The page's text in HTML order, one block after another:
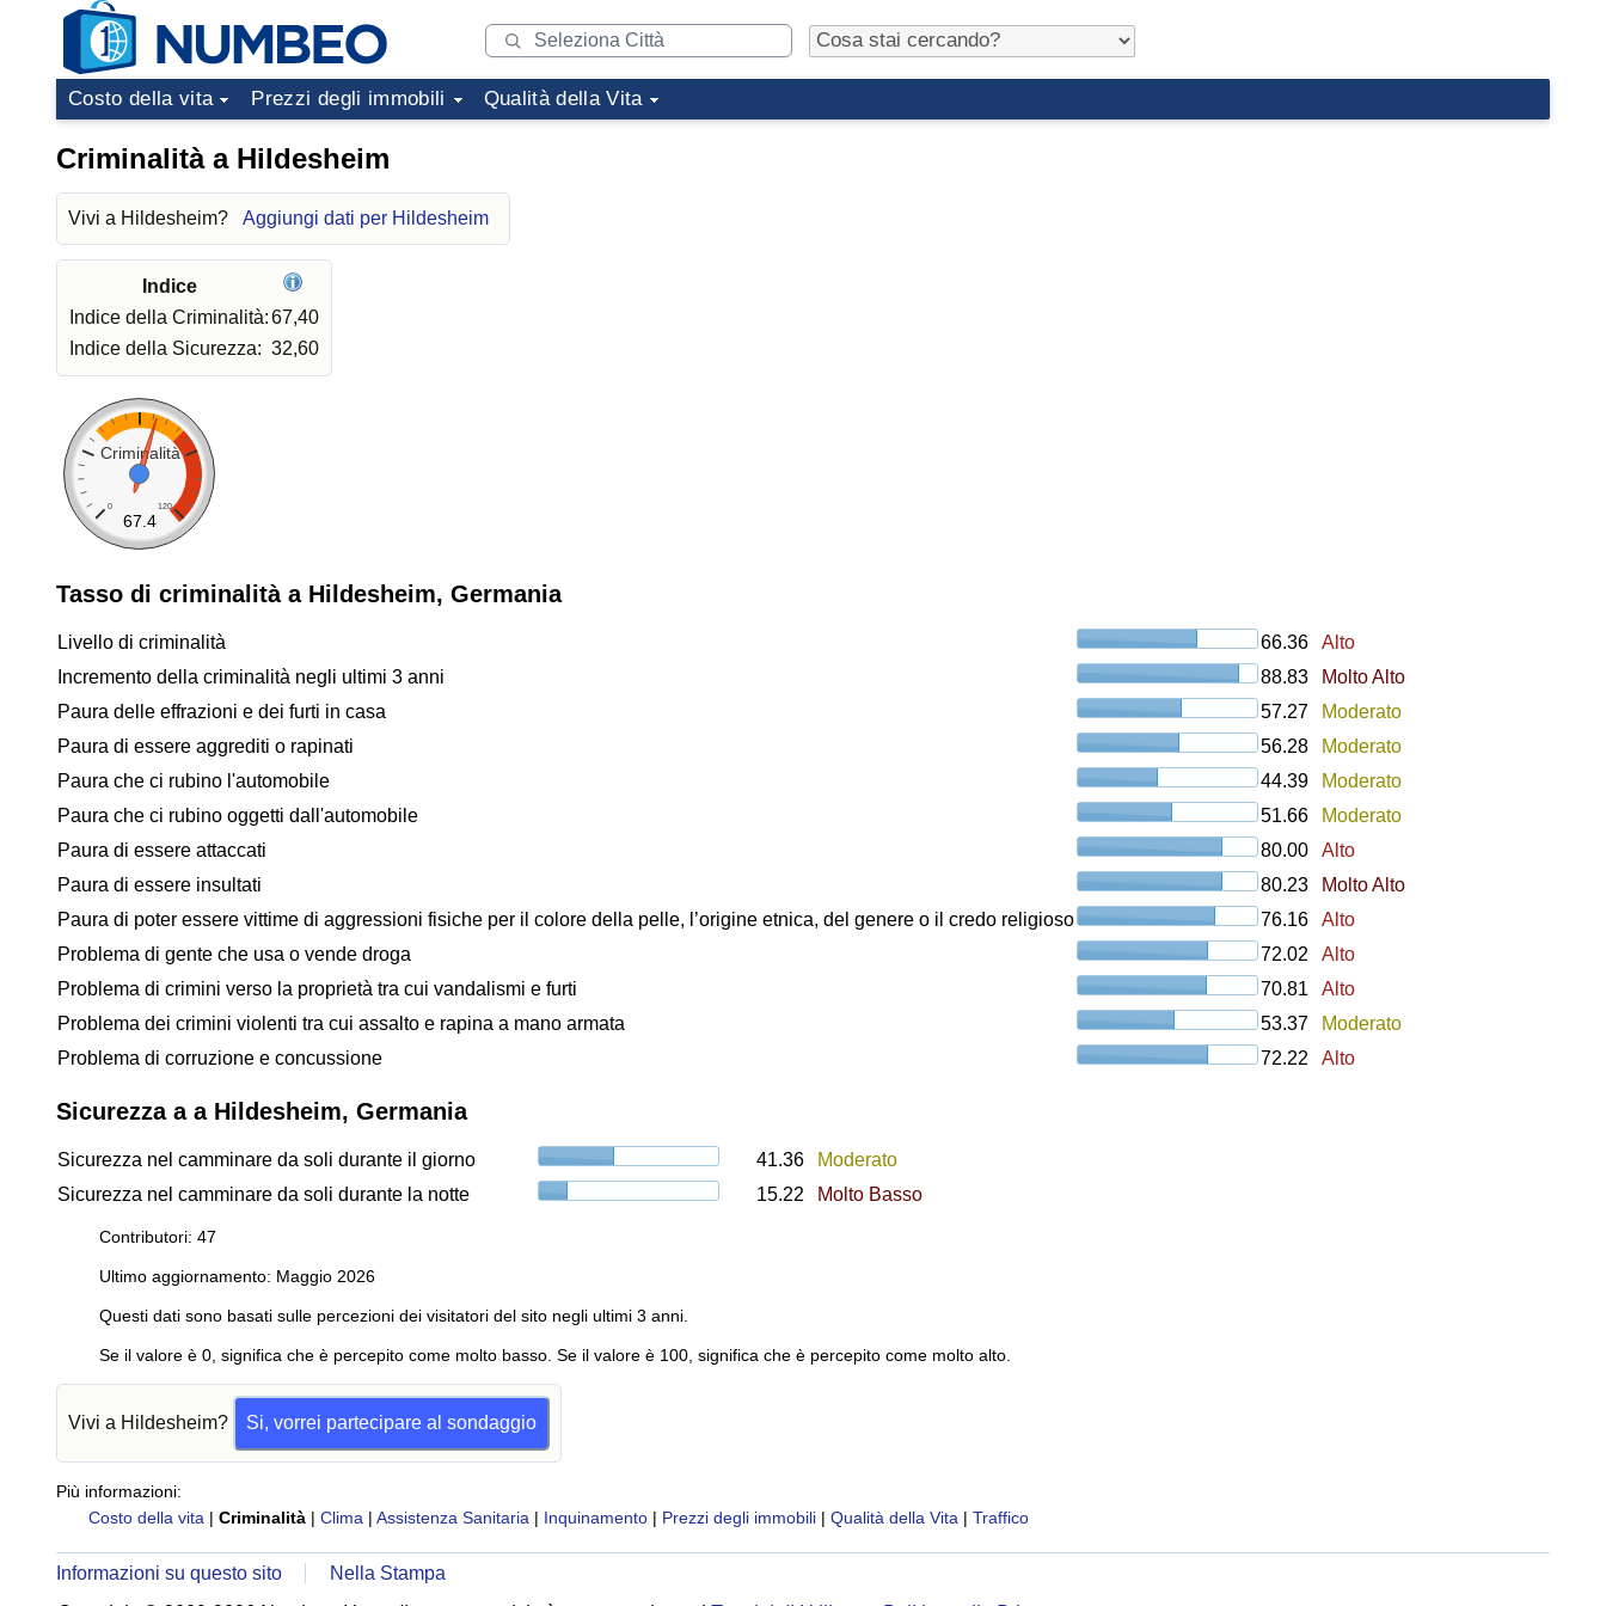
Costo della vita Prezzi degli immobili Qualità della Vita
Criminalità a Hildesheim
Vivi a Hildesheim? Aggiungi dati per Hildesheim
Indice
Indice della Criminalità:67,40
Indice della Sicurezza: 32,60
Criminalità
0 120
67.4
Tasso di criminalità a Hildesheim, Germania
Livello di criminalità 66.36
Alto
Incremento della criminalità negli ultimi 3 anni
88.83
Molto Alto
Paura delle effrazioni e dei furti in casa
57.27
Moderato
Paura di essere aggrediti o rapinati
56.28
Moderato
Paura che ci rubino l'automobile
44.39
Moderato
Paura che ci rubino oggetti dall'automobile
51.66
Moderato
Paura di essere attaccati
80.00
Alto
Paura di essere insultati
80.23
Molto Alto
Paura di poter essere vittime di aggressioni fisiche per il colore della pelle, l’origine etnica, del genere o il credo religioso
76.16
Alto
Problema di gente che usa o vende droga
72.02
Alto
Problema di crimini verso la proprietà tra cui vandalismi e furti
70.81
Alto
Problema dei crimini violenti tra cui assalto e rapina a mano armata
53.37
Moderato
Problema di corruzione e concussione
72.22 Alto
Sicurezza a a Hildesheim, Germania
Sicurezza nel camminare da soli durante il giorno 41.36
Moderato
Sicurezza nel camminare da soli durante la notte
15.22 Molto Basso
Contributori: 47
Ultimo aggiornamento: Maggio 2026
Questi dati sono basati sulle percezioni dei visitatori del sito negli ultimi 3 anni.
Se il valore è 0, significa che è percepito come molto basso. Se il valore è 100, significa che è percepito come molto alto.
Vivi a Hildesheim? Si, vorrei partecipare al sondaggio
Più informazioni:
Costo della vita | Criminalità | Clima | Assistenza Sanitaria | Inquinamento | Prezzi degli immobili | Qualità della Vita | Traffico
Informazioni su questo sito
Nella Stampa